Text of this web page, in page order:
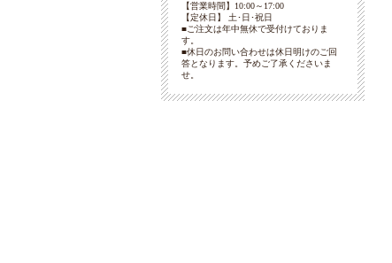
【営業時間】10:00～17:00
【定休日】 土･日･祝日
■ご注文は年中無休で受付けておりま
す。
■休日のお問い合わせは休日明けのご回
答となります。予めご了承くださいま
せ。